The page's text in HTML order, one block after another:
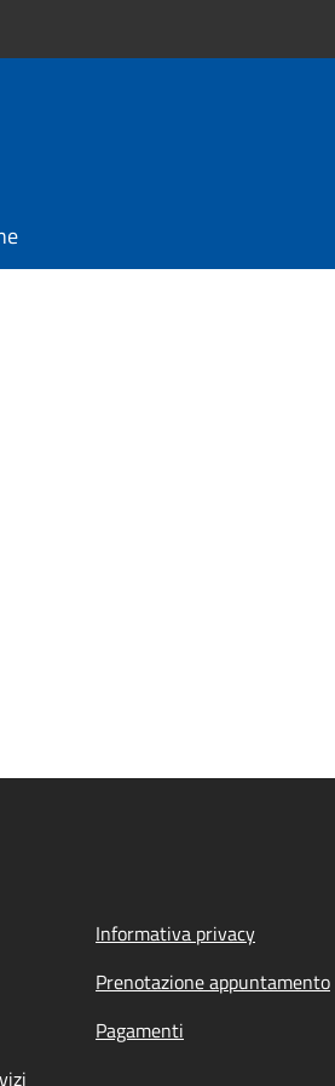
Informativa privacy
Prenotazione appuntamento
Pagamenti